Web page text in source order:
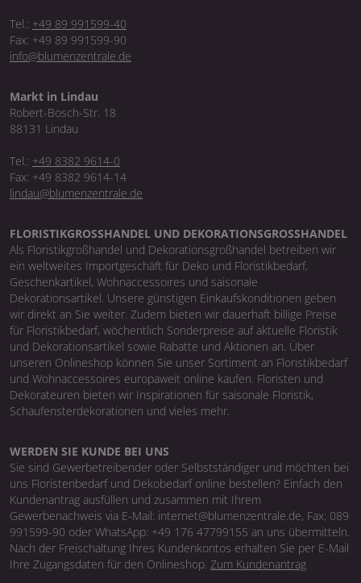
Tel.: +49 89 991599-40
Fax: +49 89 991599-90
info@blumenzentrale.de
Markt in Lindau
Robert-Bosch-Str. 18
88131 Lindau
Tel.: +49 8382 9614-0
Fax: +49 8382 9614-14
lindau@blumenzentrale.de
FLORISTIKGROSSHANDEL UND DEKORATIONSGROSSHANDEL
Als Floristikgroßhandel und Dekorationsgroßhandel betreiben wir
ein weltweites Importgeschäft für Deko und Floristikbedarf,
Geschenkartikel, Wohnaccessoires und saisonale
Dekorationsartikel. Unsere günstigen Einkaufskonditionen geben
wir direkt an Sie weiter. Zudem bieten wir dauerhaft billige Preise
für Floristikbedarf, wöchentlich Sonderpreise auf aktuelle Floristik
und Dekorationsartikel sowie Rabatte und Aktionen an. Über
unseren Onlineshop können Sie unser Sortiment an Floristikbedarf
und Wohnaccessoires europaweit online kaufen. Floristen und
Dekorateuren bieten wir Inspirationen für saisonale Floristik,
Schaufensterdekorationen und vieles mehr.
WERDEN SIE KUNDE BEI UNS
Sie sind Gewerbetreibender oder Selbstständiger und möchten bei
uns Floristenbedarf und Dekobedarf online bestellen? Einfach den
Kundenantrag ausfüllen und zusammen mit Ihrem
Gewerbenachweis via E-Mail: internet@blumenzentrale.de, Fax: 089
991599-90 oder WhatsApp: +49 176 47799155 an uns übermitteln.
Nach der Freischaltung Ihres Kundenkontos erhalten Sie per E-Mail
Ihre Zugangsdaten für den Onlineshop. Zum Kundenantrag